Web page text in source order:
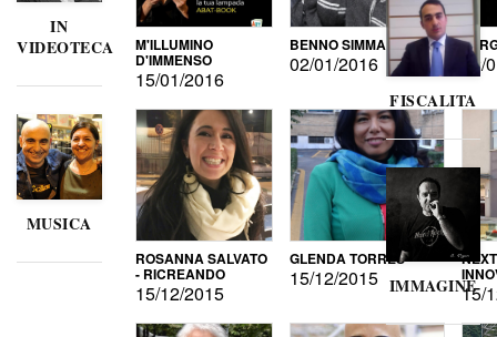
IN
VIDEOTECA
MUSICA
M'ILLUMINO
D'IMMENSO
15/01/2016
BENNO SIMMA
02/01/2016
ROSANNA SALVATO
- RICREANDO
15/12/2015
GLENDA TORRES
15/12/2015
15/
FISCALITA
IMMAGINE